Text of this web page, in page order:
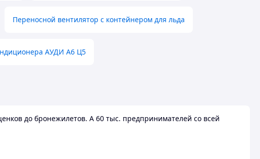
Переносной вентилятор с контейнером для льда
АУДИ А6 Ц5
до бронежилетов. А 60 тыс. предпринимателей со всей